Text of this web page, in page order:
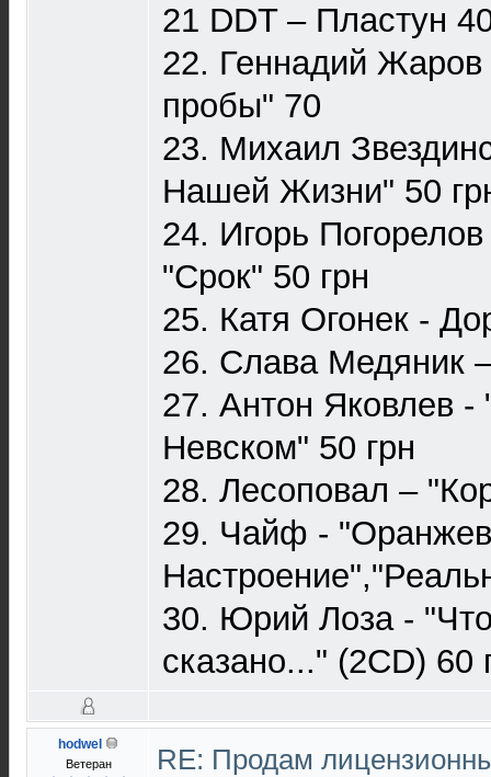
21 DDT – Пластун
22. Геннадий
пробы" 70
23. Михаил
Нашей Жизни" 50
24. Игорь
"Срок" 50 грн
25. Катя Огонек -
26. Слава Медяник
27. Антон Яковлев -
Невском" 50 грн
28. Лесоповал ‎–
29. Чайф -
30. Юрий Лоза -
сказано..." (2CD) 60
hodwel
Ветеран
RE: Продам